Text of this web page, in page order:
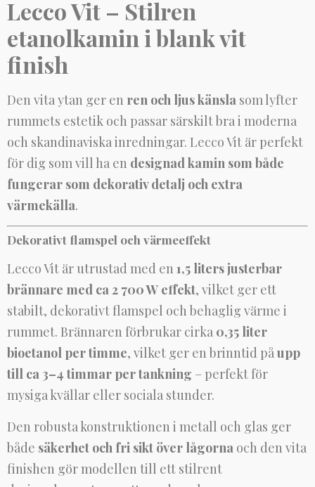
Lecco Vit – Stilren
etanolkamin i blank vit
finish
Den vita ytan ger en ren och ljus känsla som lyfter
rummets estetik och passar särskilt bra i moderna
och skandinaviska inredningar. Lecco Vit är perfekt
för dig som vill ha en designad kamin som både
fungerar som dekorativ detalj och extra
värmekälla.
Dekorativt flamspel och värmeeffekt
Lecco Vit är utrustad med en 1,5 liters justerbar
brännare med ca 2 700 W effekt, vilket ger ett
stabilt, dekorativt flamspel och behaglig värme i
rummet. Brännaren förbrukar cirka 0,35 liter
bioetanol per timme, vilket ger en brinntid påupp
till ca 3–4 timmar per tankning – perfekt för
mysiga kvällar eller sociala stunder.
Den robusta konstruktionen i metall och glas ger
både säkerhet och fri sikt över lågorna och den vita
finishen gör modellen till ett stilrent